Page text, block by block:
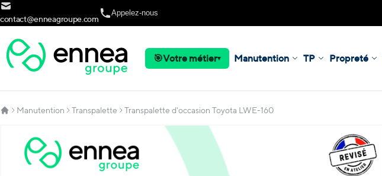
Allez au contenu
contact@enneagroupe.com
Appelez-nous
Manutention TP Propreté
🎯Votre métier▾
Manutention Transpalette Transpalette d'occasion Toyota LWE-160